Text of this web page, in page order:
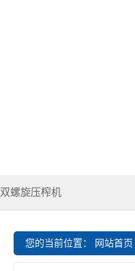
双螺旋压榨机
您的当前位置： 网站首页